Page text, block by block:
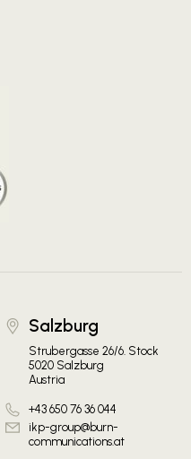
Salzburg
Strubergasse 26/6. Stock
5020 Salzburg
Austria
+43 650 76 36 044
ikp-group@burn-
communications.at